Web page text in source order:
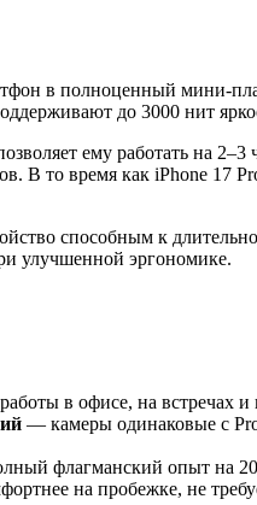
в полноценный мини-
до 3000 нит
ему работать на
В то время как iPhone 17
способным к
улучшенной эргономике.
в офисе, на встречах
— камеры одинаковые с
флагманский опыт на
на пробежке, не